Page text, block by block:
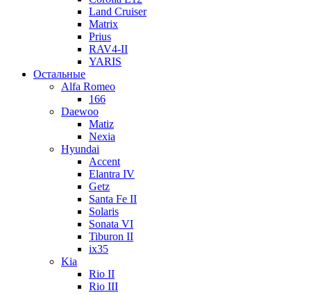
Land Cruiser
Matrix
Prius
RAV4-II
YARIS
Остальные
Alfa Romeo
166
Daewoo
Matiz
Nexia
Hyundai
Accent
Elantra IV
Getz
Santa Fe II
Solaris
Sonata VI
Tiburon II
ix35
Kia
Rio II
Rio III